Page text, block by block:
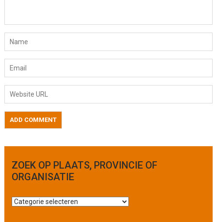
ZOEK OP PLAATS, PROVINCIE OF
ORGANISATIE
Z